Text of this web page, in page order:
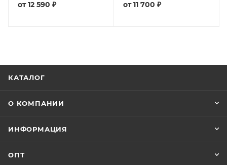
от12 590 ₽ от11 700 ₽
КАТАЛОГ
О КОМПАНИИ
ИНФОРМАЦИЯ
ОПТ